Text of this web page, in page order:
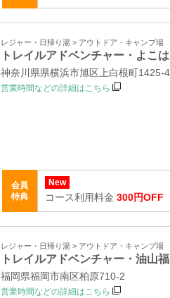
レジャー・日帰り湯 > アウトドア・キャンプ場
トレイルアドベンチャー・よこは
神奈川県県横浜市旭区上白根町
営業時間などの詳細はこちら
会員
特典
New
コース利用料金 300円OFF
レジャー・日帰り湯 > アウトドア・キャンプ場
トレイルアドベンチャー・油山
福岡県福岡市南区柏原710-2
営業時間などの詳細はこちら